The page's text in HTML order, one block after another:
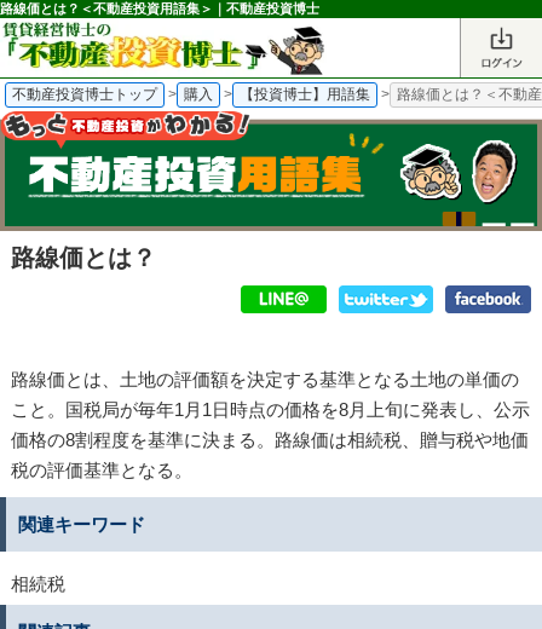
路線価とは？＜不動産投資用語集＞｜不動産投資博士
不動産投資博士トップ > 購入 > 【投資博士】用語集 > 路線価とは？＜不動
路線価とは？
路線価とは、土地の評価額を決定する基準となる土地の単価の
こと。国税局が毎年1月1日時点の価格を8月上旬に発表し、公示
価格の8割程度を基準に決まる。路線価は相続税、贈与税や地価
税の評価基準となる。
関連キーワード
相続税